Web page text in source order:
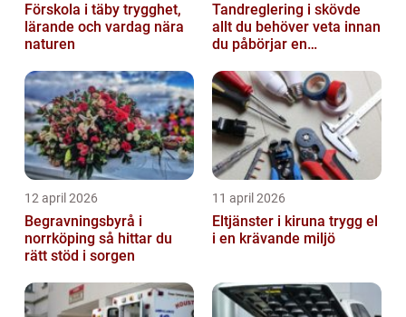
Förskola i täby trygghet,
lärande och vardag nära
naturen
Tandreglering i skövde
allt du behöver veta innan
du påbörjar en
12 april 2026
Begravningsbyrå i
norrköping så hittar du
rätt stöd i sorgen
11 april 2026
Eltjänster i kiruna trygg el
i en krävande miljö